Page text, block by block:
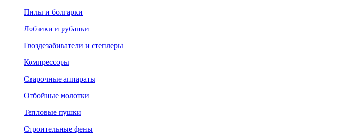
Пилы и болгарки
Лобзики и рубанки
Гвоздезабиватели и степлеры
Компрессоры
Сварочные аппараты
Отбойные молотки
Тепловые пушки
Строительные фены